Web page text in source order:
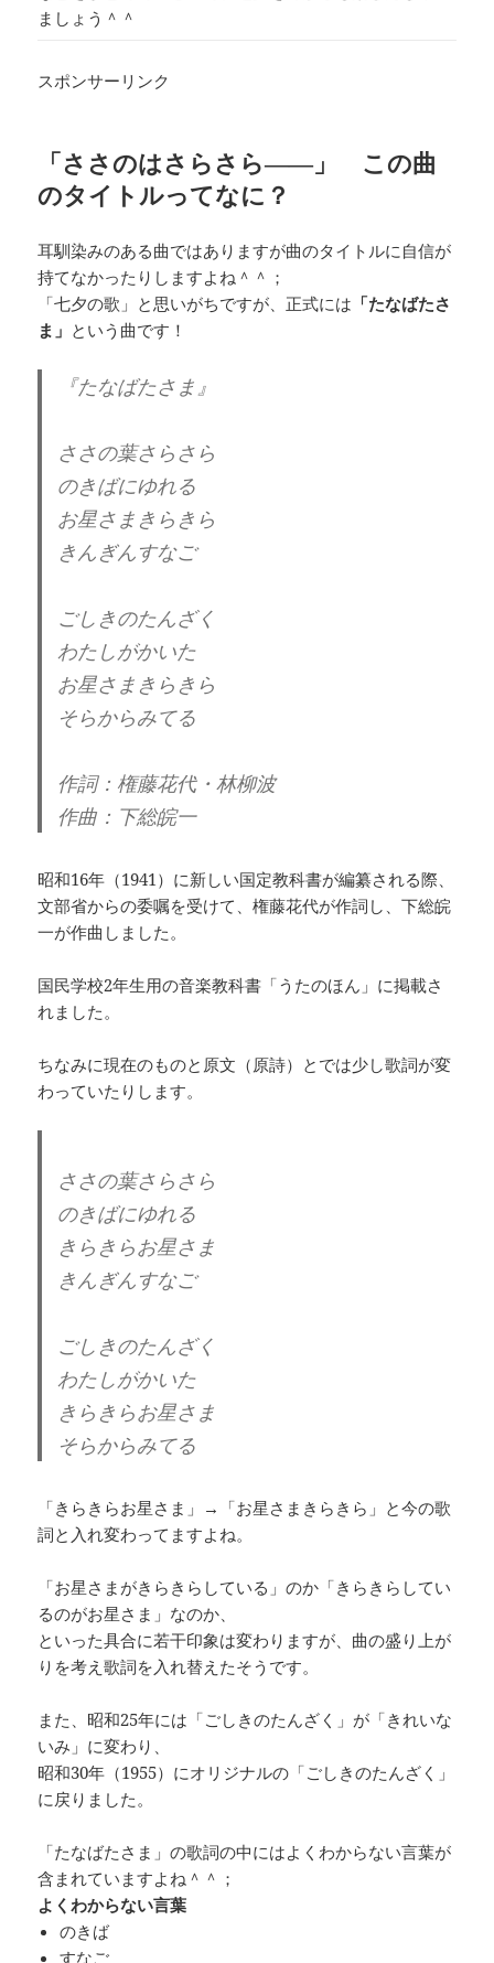
ましょう＾＾
スポンサーリンク
「ささのはさらさら――」 この曲
のタイトルってなに？
耳馴染みのある曲ではありますが曲のタイトルに自信が
持てなかったりしますよね＾＾；
「七夕の歌」と思いがちですが、正式には 「たなばたさ
ま」 という曲です！
『たなばたさま』
ささの葉さらさら
のきばにゆれる
お星さまきらきら
きんぎんすなご
ごしきのたんざく
わたしがかいた
お星さまきらきら
そらからみてる
作詞：権藤花代・林柳波
作曲：下総皖一
昭和16年（1941）に新しい国定教科書が編纂される際、
文部省からの委嘱を受けて、権藤花代が作詞し、下総皖
一が作曲しました。
国民学校2年生用の音楽教科書「うたのほん」に掲載さ
れました。
ちなみに現在のものと原文（原詩）とでは少し歌詞が変
わっていたりします。
ささの葉さらさら
のきばにゆれる
きらきらお星さま
きんぎんすなご
ごしきのたんざく
わたしがかいた
きらきらお星さま
そらからみてる
「きらきらお星さま」→「お星さまきらきら」と今の歌
詞と入れ変わってますよね。
「お星さまがきらきらしている」のか「きらきらしてい
るのがお星さま」なのか、
といった具合に若干印象は変わりますが、曲の盛り上が
りを考え歌詞を入れ替えたそうです。
また、昭和25年には「ごしきのたんざく」が「きれいな
いみ」に変わり、
昭和30年（1955）にオリジナルの「ごしきのたんざく」
に戻りました。
「たなばたさま」の歌詞の中にはよくわからない言葉が
含まれていますよね＾＾；
よくわからない言葉
のきば
すなご